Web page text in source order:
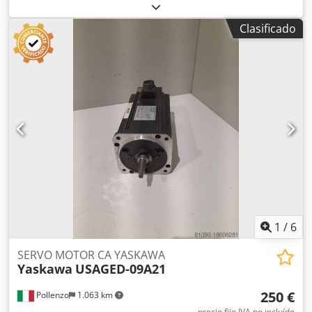
44V2AAB - Condición: Usado - Funcionalidad: No probado -
Máquina compatible: - Si está interesado, ofrecemos
servicio de revisión. Contáctenos. 28KG - 46X39X27
Crodsybbn Repfx Ahfsf
Clasificado
1 / 6
Pollenzo 1.063 km
SERVO MOTOR CA YASKAWA
Yaskawa USAGED-09A21
250 €